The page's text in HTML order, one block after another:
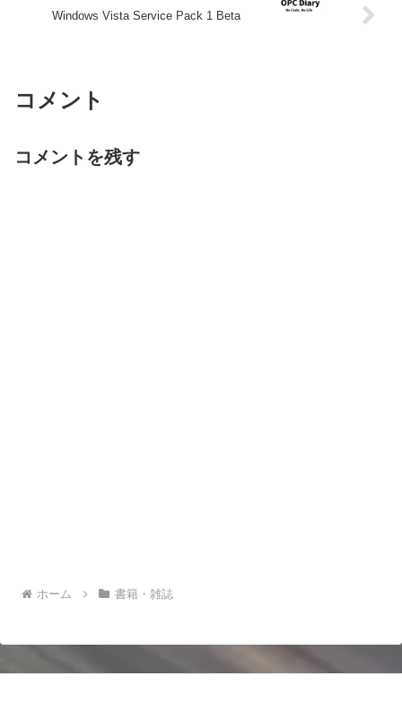
Windows Vista Service Pack 1 Beta
コメント
コメントを残す
ホーム 書籍・雑誌